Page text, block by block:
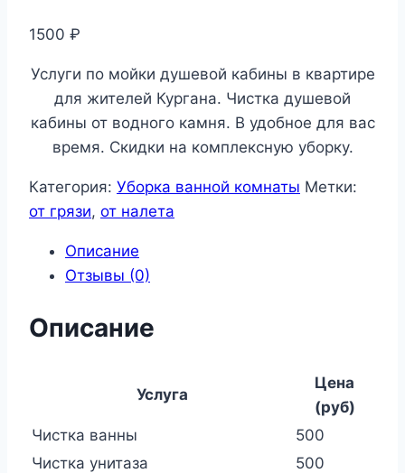
1500 ₽
Услуги по мойки душевой кабины в квартире
для жителей Кургана. Чистка душевой
кабины от водного камня. В удобное для вас
время. Скидки на комплексную уборку.
Категория: Уборка ванной комнаты Метки:
от грязи, от налета
Описание
Отзывы (0)
Описание
Услуга
Цена
(руб)
Чистка ванны
500
Чистка унитаза
500